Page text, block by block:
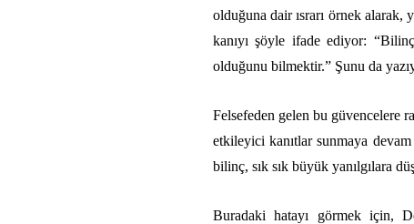
olduğuna dair ısrarı örnek alarak,
kanıyı şöyle ifade ediyor:
olduğunu bilmektir.” Şunu da
Felsefeden gelen bu güvencelere
etkileyici kanıtlar sunmaya
bilinç, sık sık büyük yanılgılara
Buradaki hatayı görmek için,